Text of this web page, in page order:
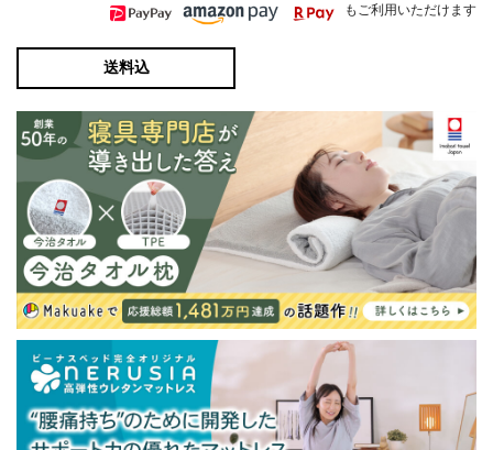
もご利用いただけます
送料込